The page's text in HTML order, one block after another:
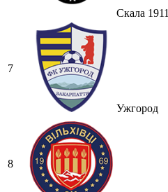
Скала 1911
7
Ужгород
8